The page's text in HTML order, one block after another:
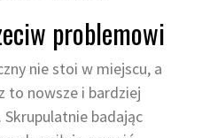
problemowi
nie stoi w miejscu, a
to nowsze i bardziej
badając